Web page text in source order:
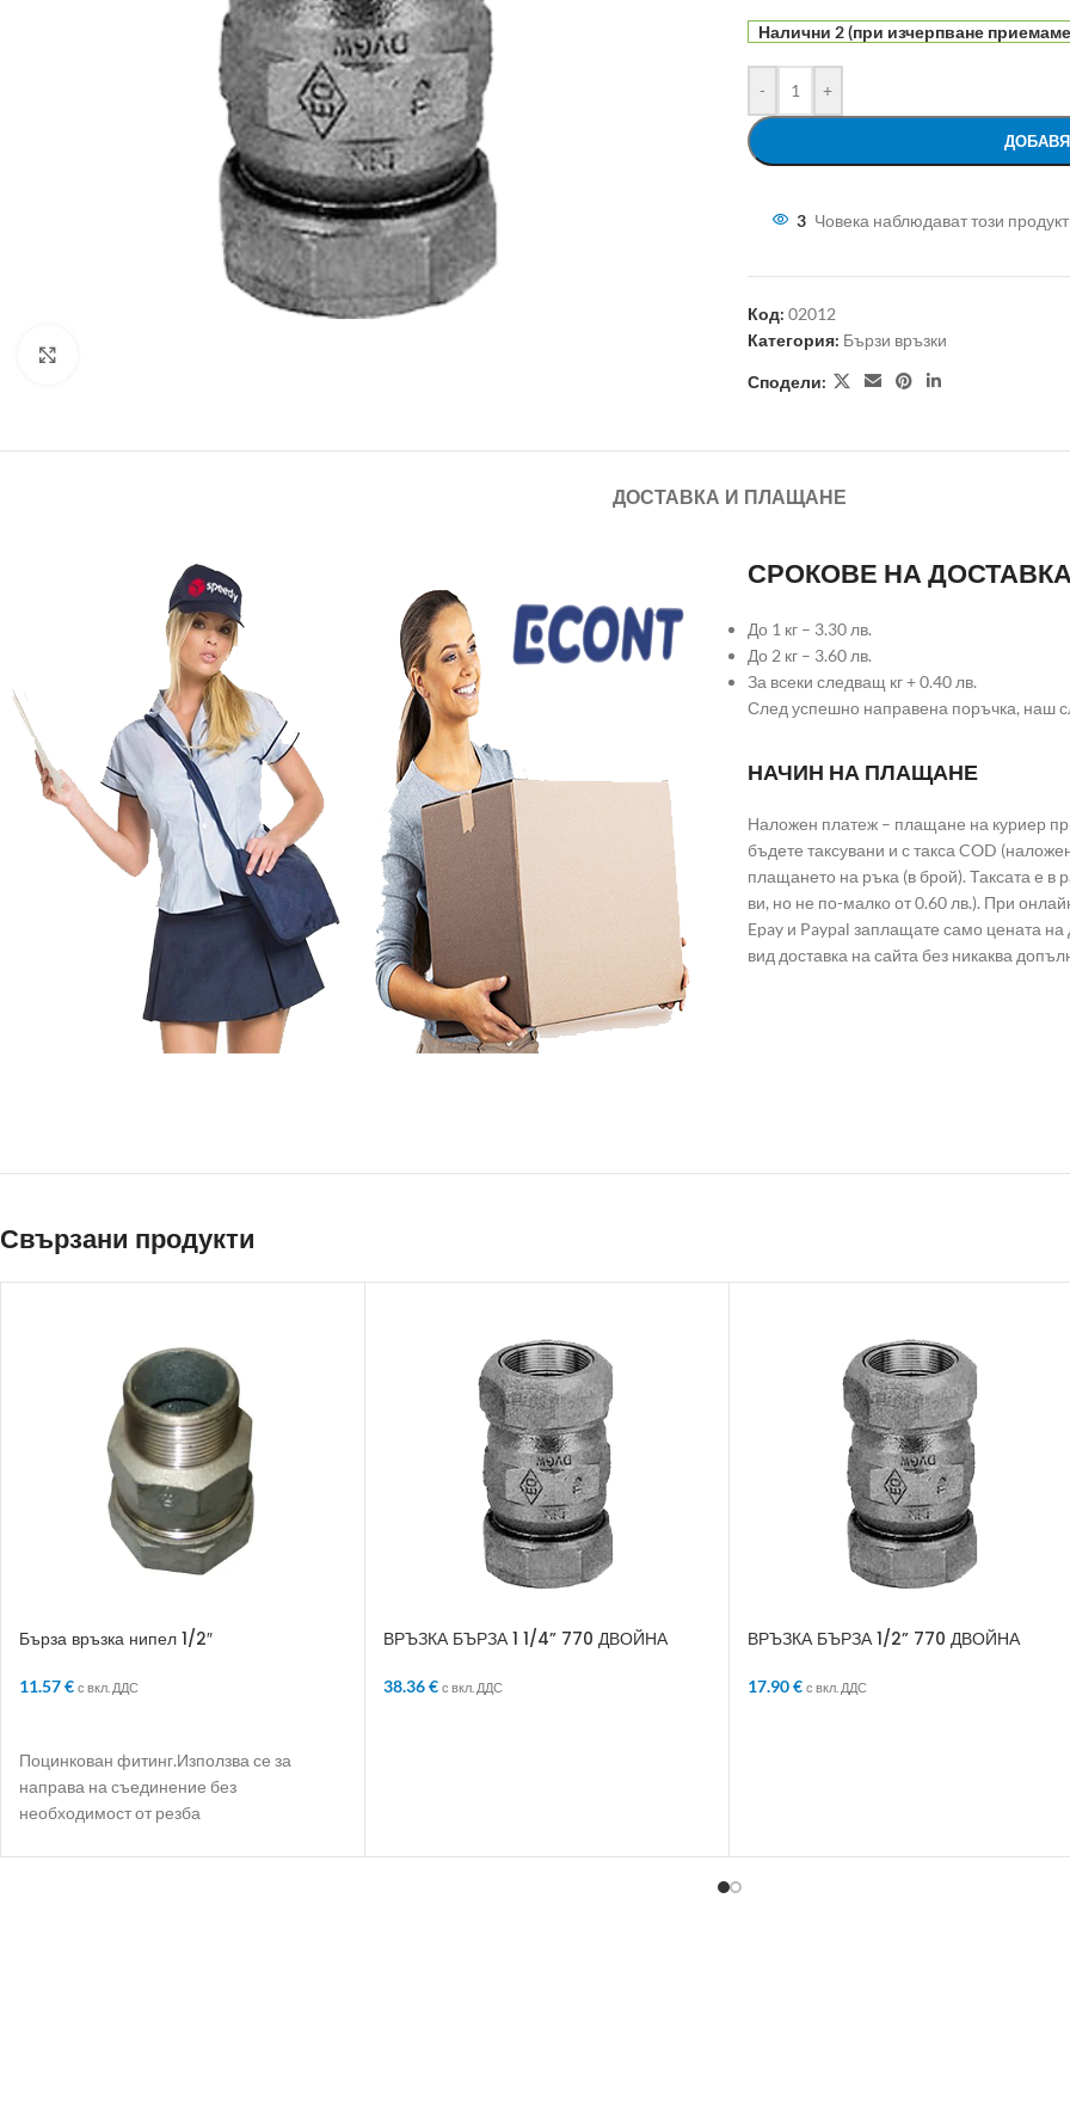
Налични 2 (при изчерпване
- +
3 Човека наблюдават този продукт
Код: 02012
Категория: Бързи връзки
Сподели:
ДОСТАВКА И ПЛАЩАНЕ
СРОКОВЕ НА
До 1 кг – 3.30 лв.
До 2 кг – 3.60 лв.
За всеки следващ кг + 0.40 лв.
След успешно направена поръчка, наш
НАЧИН НА ПЛАЩАНЕ
Наложен платеж – плащане на куриер
бъдете таксувани и с такса COD
плащането на ръка (в брой). Таксата е в
ви, но не по-малко от 0.60 лв.). При
Epay и Paypal заплащате само цената на
вид доставка на сайта без никаква
Свързани продукти
Бърза връзка нипел 1/2″
11.57€ с вкл. ДДС
Поцинкован фитинг.Използва се за
направа на съединение без
необходимост от резба
ВРЪЗКА БЪРЗА 1 1/4” 770 ДВОЙНА
38.36€ с вкл. ДДС
ВРЪЗКА БЪРЗА 1/2” 770 ДВОЙНА
17.90€ с вкл. ДДС